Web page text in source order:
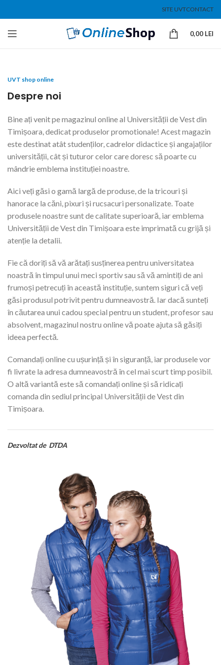
SITE UVTCONTACT
0,00 LEI
UVT shop online
Despre noi
Bine ați venit pe magazinul online al Universității de Vest din
Timișoara, dedicat produselor promotionale! Acest magazin
este destinat atât studenților, cadrelor didactice și angajaților
universității, cât și tuturor celor care doresc să poarte cu
mândrie emblema instituției noastre.
Aici veți găsi o gamă largă de produse, de la tricouri și
hanorace la căni, pixuri și rucsacuri personalizate. Toate
produsele noastre sunt de calitate superioară, iar emblema
Universității de Vest din Timișoara este imprimată cu grijă și
atenție la detalii.
Fie că doriți să vă arătați susținerea pentru universitatea
noastră în timpul unui meci sportiv sau să vă amintiți de ani
frumoși petrecuți în această instituție, suntem siguri că veți
găsi produsul potrivit pentru dumneavostră. Iar dacă sunteți
în căutarea unui cadou special pentru un student, profesor sau
absolvent, magazinul nostru online vă poate ajuta să găsiți
ideea perfectă.
Comandați online cu ușurință și în siguranță, iar produsele vor
fi livrate la adresa dumneavostră în cel mai scurt timp posibil.
O altă variantă este să comandați online și să ridicați
comanda din sediul principal Universității de Vest din
Timișoara.
Dezvoltat de DTDA